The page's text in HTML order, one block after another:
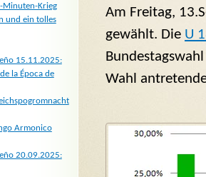
Am Freitag,
gewählt. Die U
Wahl
Minuten-Krieg
und ein tolles
15.11.2025:
la Época de
Armonico
20.09.2025: